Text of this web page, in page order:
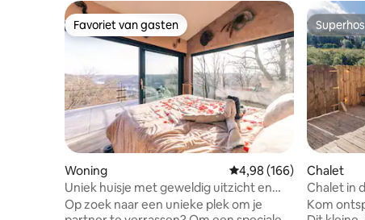
Favoriet van gasten
Favoriet van gasten
Woning Gemiddelde
4,98 (166)
Uniek huisje met geweldig uitzicht en
privé wellness
Op zoek naar een unieke plek om je
Chalet
Chalet in
Kom